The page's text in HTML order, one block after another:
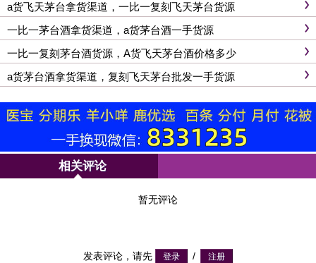
a货飞天茅台拿货渠道，一比一复刻飞天茅台货源
一比一茅台酒拿货渠道，a货茅台酒一手货源
一比一复刻茅台酒货源，A货飞天茅台酒价格多少
a货茅台酒拿货渠道，复刻飞天茅台批发一手货源
相关评论
暂无评论
发表评论，请先 /